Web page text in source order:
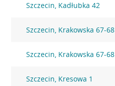
Szczecin, Kadłubka 42
Szczecin, Krakowska 67-68
Szczecin, Krakowska 67-68
Szczecin, Kresowa 1